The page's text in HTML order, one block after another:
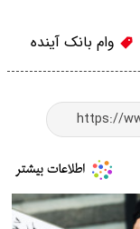
وام بانک آینده